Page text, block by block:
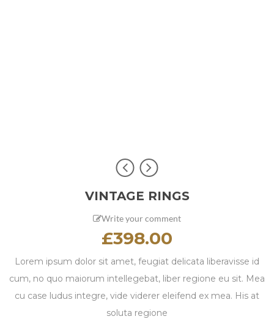
VINTAGE RINGS
Write your comment
£398.00
Lorem ipsum dolor sit amet, feugiat delicata liberavisse id
cum, no quo maiorum intellegebat, liber regione eu sit. Mea
cu case ludus integre, vide viderer eleifend ex mea. His at
soluta regione